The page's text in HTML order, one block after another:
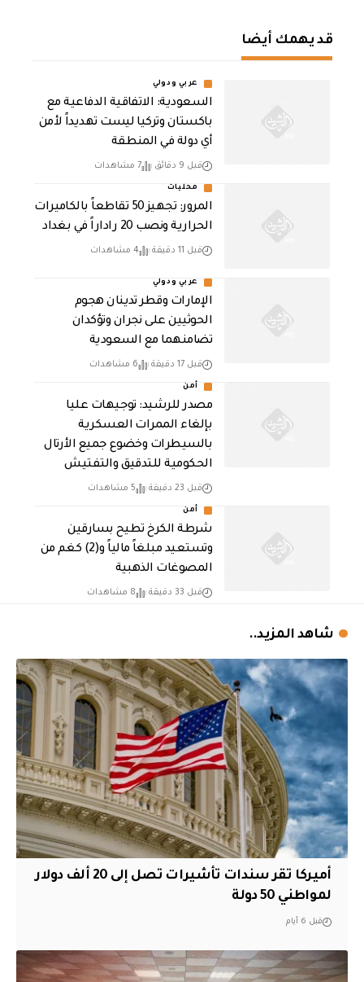
قد يهمك أيضا
عربي ودولي
السعودية: الاتفاقية الدفاعية مع
باكستان وتركيا ليست تهديداً لأمن
أي دولة في المنطقة
قبل 9 دقائق 7 مشاهدات
محليات
المرور: تجهيز 50 تقاطعاً بالكاميرات
الحرارية ونصب 20 راداراً في بغداد
قبل 11 دقيقة 4 مشاهدات
عربي ودولي
الإمارات وقطر تدينان هجوم
الحوثيين على نجران وتؤكدان
تضامنهما مع السعودية
قبل 17 دقيقة 6 مشاهدات
أمن
مصدر للرشيد: توجيهات عليا
بإلغاء الممرات العسكرية
بالسيطرات وخضوع جميع الأرتال
الحكومية للتدقيق والتفتيش
قبل 23 دقيقة 5 مشاهدات
أمن
شرطة الكرخ تطيح بسارقين
وتستعيد مبلغاً مالياً و(2) كغم من
المصوغات الذهبية
قبل 33 دقيقة 8 مشاهدات
شاهد المزيد..
أميركا تقر سندات تأشيرات تصل إلى 20 ألف دولار
لمواطني 50 دولة
قبل 6 أيام